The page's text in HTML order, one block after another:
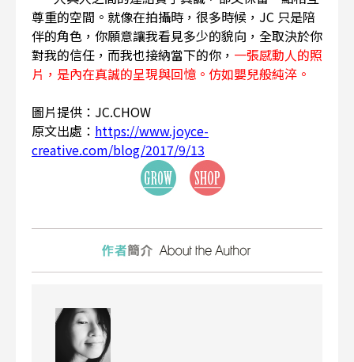
尊重的空間。就像在拍攝時，很多時候，JC 只是陪
伴的角色，你願意讓我看見多少的貌向，全取決於你
對我的信任，而我也接納當下的你， 一張感動人的照
片，是內在真誠的呈現與回憶。仿如嬰兒般純淬。
圖片提供：JC.CHOW
原文出處： https://www.joyce-
creative.com/blog/2017/9/13